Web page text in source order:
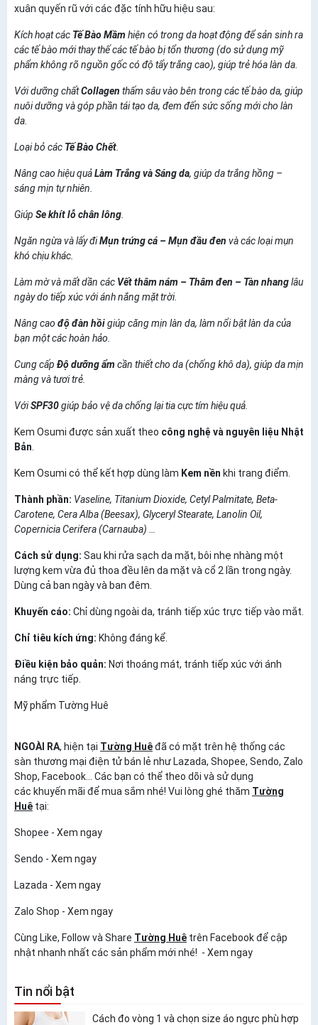
xuân quyến rũ với các đặc tính hữu hiệu sau:
Kích hoạt các Tế Bào Mầm hiện có trong da hoạt động để sản sinh ra
các tế bào mới thay thế các tế bào bị tổn thương (do sử dụng mỹ
phẩm không rõ nguồn gốc có độ tẩy trắng cao), giúp trẻ hóa làn da.
Với dưỡng chấtCollagen thấm sâu vào bên trong các tế bào da, giúp
nuôi dưỡng và góp phần tái tạo da, đem đến sức sống mới cho làn
da.
Loại bỏ các Tế Bào Chết
Nâng cao hiệu quảLàm Trắng và Sáng da, giúp da trắng hồng –
sáng mịn tự nhiên.
Giúp Se khít lỗ chân lông
Ngăn ngừa và lấy điMụn trứng cá – Mụn đầu đen và các loại mụn
khó chịu khác.
Làm mờ và mất dần các Vết thâm nám – Thâm đen – Tàn nhanglâu
ngày do tiếp xúc với ánh nắng mặt trời.
Nâng cao độ đàn hồigiúp căng mịn làn da, làm nổi bật làn da của
bạn một các hoàn hảo.
Cung cấp Độ dưỡng ẩm cần thiết cho da (chống khô da), giúp da mịn
màng và tươi trẻ.
VớiSPF30giúp bảo vệ da chống lại tia cực tím hiệu quả.
Kem Osumi được sản xuất theo công nghệ và nguyên liệu Nhật
Bản
Kem Osumi có thể kết hợp dùng làm Kem nền khi trang điểm.
Thành phần: Vaseline, Titanium Dioxide, Cetyl Palmitate, Beta-
Carotene, Cera Alba (Beesax), Glyceryl Stearate, Lanolin Oil,
Copernicia Cerifera (Carnauba) …
Cách sử dụng: Sau khi rửa sạch da mặt, bôi nhẹ nhàng một
lượng kem vừa đủ thoa đều lên da mặt và cổ 2 lần trong ngày.
Dùng cả ban ngày và ban đêm.
Khuyến cáo: Chỉ dùng ngoài da, tránh tiếp xúc trực tiếp vào mắt.
Chỉ tiêu kích ứng: Không đáng kể.
Điều kiện bảo quản: Nơi thoáng mát, tránh tiếp xúc với ánh
náng trực tiếp.
Mỹ phẩm Tường Huê
NGOÀI RA, hiện tại Tường Huêđã có mặt trên hệ thống các
sàn thương mại điện tử bán lẻ như Lazada, Shopee, Sendo, Zalo
Shop, Facebook... Các bạn có thể theo dõi và sử dụng
các khuyến mãi để mua sắm nhé! Vui lòng ghé thăm Tường
Huê tại:
Shopee - Xem ngay
Sendo - Xem ngay
Lazada - Xem ngay
Zalo Shop - Xem ngay
Cùng Like, Follow và Share Tường Huê trên Facebookđể cập
nhật nhanh nhất các sản phẩm mới nhé! - Xem ngay
Tin nổi bật
Cách đo vòng 1 và chọn size áo ngực phù hợp